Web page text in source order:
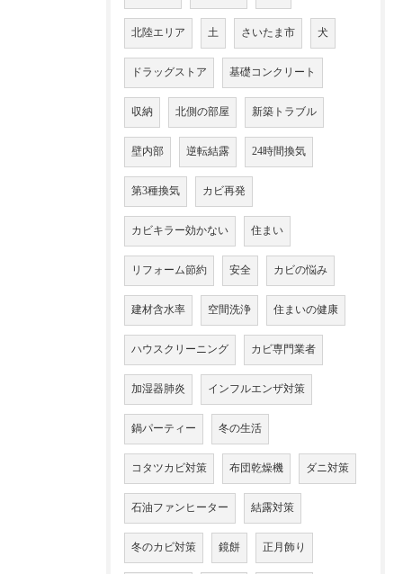
北陸エリア 土 さいたま市 犬
ドラッグストア 基礎コンクリート
収納 北側の部屋 新築トラブル
壁内部 逆転結露 24時間換気
第3種換気 カビ再発
カビキラー効かない 住まい
リフォーム節約 安全 カビの悩み
建材含水率 空間洗浄 住まいの健康
ハウスクリーニング カビ専門業者
加湿器肺炎 インフルエンザ対策
鍋パーティー 冬の生活
コタツカビ対策 布団乾燥機 ダニ対策
石油ファンヒーター 結露対策
冬のカビ対策 鏡餅 正月飾り